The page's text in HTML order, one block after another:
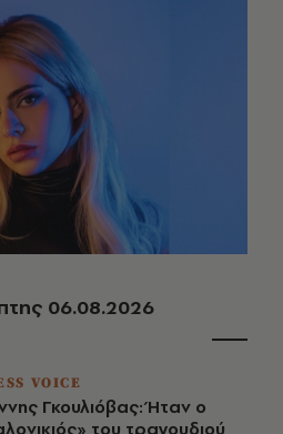
06.08.2026
VOICE
Γκουλιόβας: Ήταν ο
του τραγουδιού